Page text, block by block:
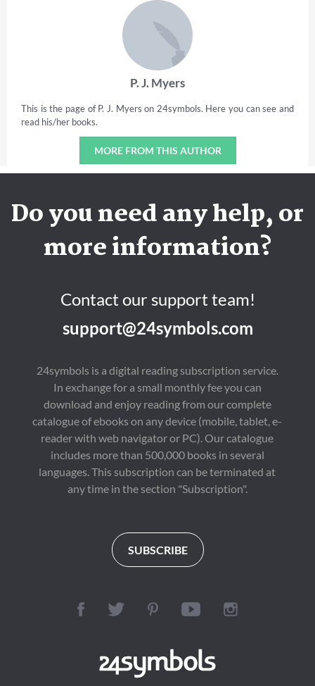
P. J. Myers
This is the page of P. J. Myers on 24symbols. Here you can see and
read his/her books.
MORE FROM THIS AUTHOR
Do you need any help, or
more information?
Contact our support team!
support@24symbols.com
24symbols is a digital reading subscription service.
In exchange for a small monthly fee you can
download and enjoy reading from our complete
catalogue of ebooks on any device (mobile, tablet, e-
reader with web navigator or PC). Our catalogue
includes more than 500,000 books in several
languages. This subscription can be terminated at
any time in the section "Subscription".
SUBSCRIBE